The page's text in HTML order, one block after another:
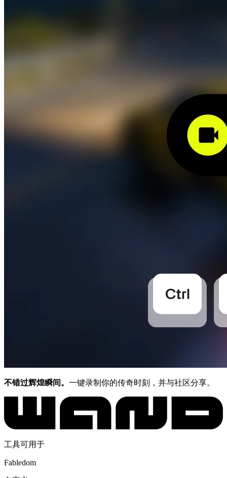
不错过辉煌瞬间。 一键录制你的传奇时刻，并与社区分享。
工具可用于
Fabledom